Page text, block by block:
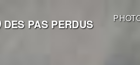
DES PAS PERDUS